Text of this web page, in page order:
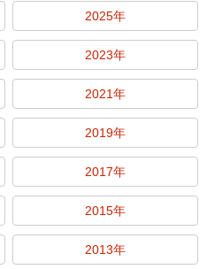
2025年
2023年
2021年
2019年
2017年
2015年
2013年